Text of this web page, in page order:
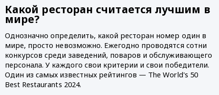
Какой ресторан считается лучшим в
мире?
Однозначно определить, какой ресторан номер один в
мире, просто невозможно. Ежегодно проводятся сотни
конкурсов среди заведений, поваров и обслуживающего
персонала. У каждого свои критерии и свои победители.
Один из самых известных рейтингов — The World's 50
Best Restaurants 2024.